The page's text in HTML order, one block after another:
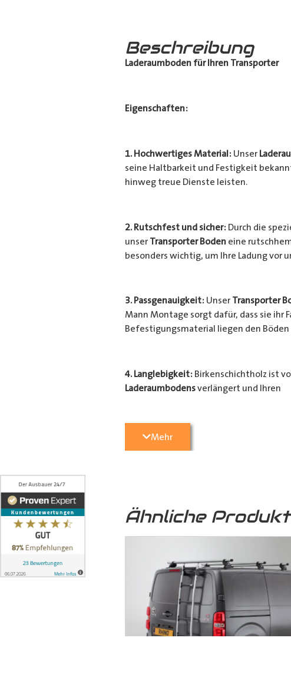
Beschreibung
Laderaumboden für Ihren Transporter
Eigenschaften:
1. Hochwertiges Material: Unser
seine Haltbarkeit und Festigkeit
hinweg treue Dienste leisten.
2. Rutschfest und sicher: Durch die
unser Transporter Bodeneine
besonders wichtig, um Ihre Ladung vor
3. Passgenauigkeit: Unser Transporter
Mann Montage sorgt dafür, dass sie ihr
Befestigungsmaterial liegen den
4. Langlebigkeit: Birkenschichtholz ist
Laderaumbodensverlängert und Ihren
geschützt.
Das von uns
7. Formschlüssige Verbindung:
Die
ineinandergreifen und mittels
formschlüssige Verbindung, bei der
können, auch auf längere Zeit nicht.
Mehr
Ähnliche